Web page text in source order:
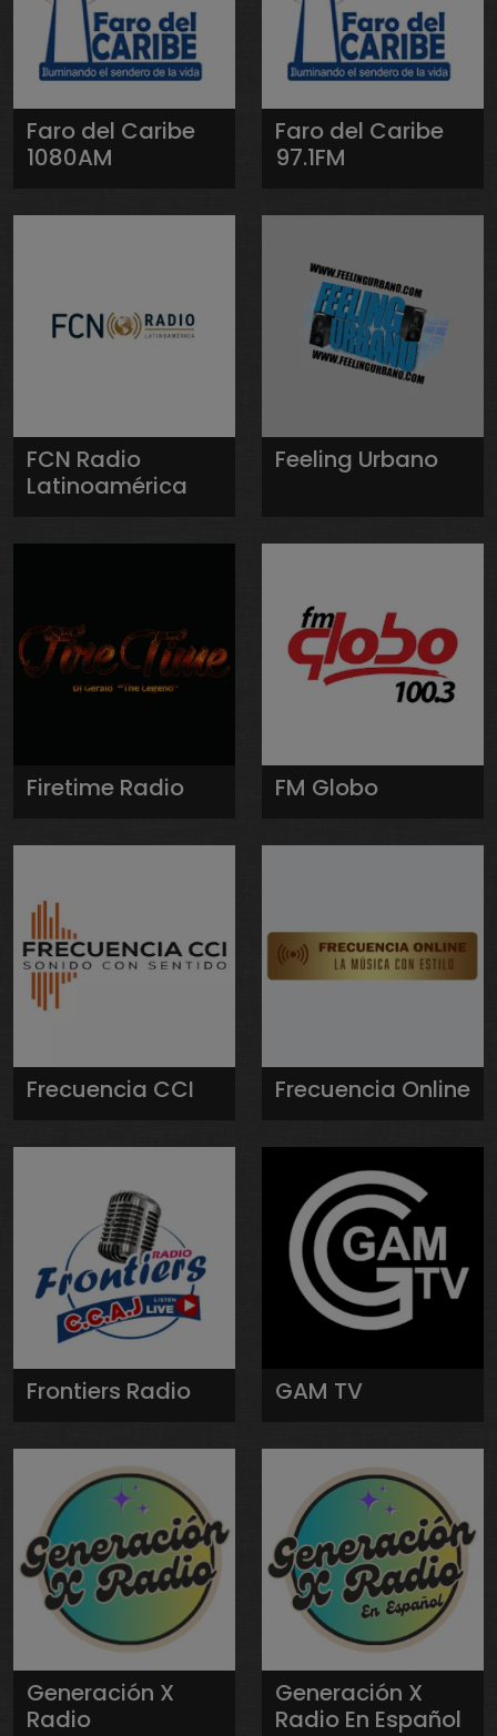
Faro del Caribe
1080AM
Faro del Caribe
97.1FM
FCN Radio
Latinoamérica
Feeling Urbano
Firetime Radio FM Globo
Frecuencia CCI Frecuencia Online
Frontiers Radio GAM TV
Generación X
Radio
Generación X
Radio En Español